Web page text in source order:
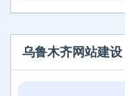
乌鲁木齐网站建设